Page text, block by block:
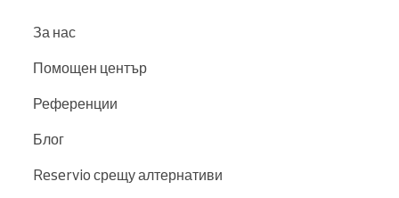
За нас
Помощен център
Референции
Блог
Reservio срещу алтернативи